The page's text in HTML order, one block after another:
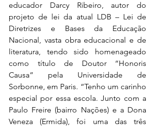
educador Darcy Ribeiro, autor do
projeto de lei da atual LDB – Lei de
Diretrizes e Bases da Educação
Nacional, vasta obra educacional e de
literatura, tendo sido homenageado
como título de Doutor “Honoris
Causa” pela Universidade de
Sorbonne, em Paris. “Tenho um carinho
especial por essa escola. Junto com a
Paulo Freire (bairro Nações) e a Dona
Veneza (Ermida), foi uma das três